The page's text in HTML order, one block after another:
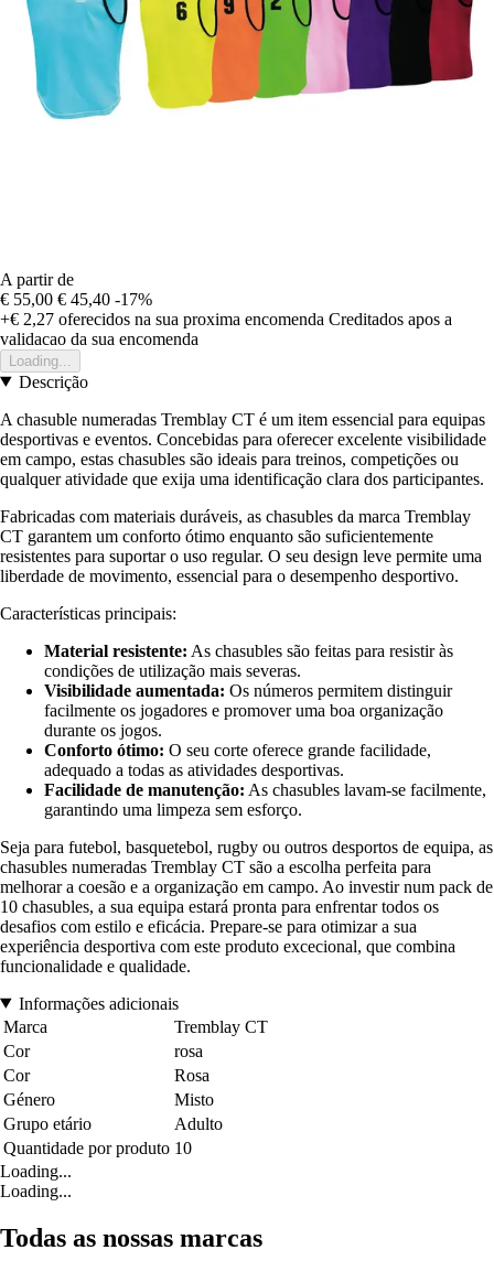
A partir de
€ 55,00 € 45,40 -17%
+€ 2,27 oferecidos na sua proxima encomenda Creditados apos a
validacao da sua encomenda
Loading...
Descrição
A chasuble numeradas Tremblay CT é um item essencial para equipas
desportivas e eventos. Concebidas para oferecer excelente visibilidade
em campo, estas chasubles são ideais para treinos, competições ou
qualquer atividade que exija uma identificação clara dos participantes.
Fabricadas com materiais duráveis, as chasubles da marca Tremblay
CT garantem um conforto ótimo enquanto são suficientemente
resistentes para suportar o uso regular. O seu design leve permite uma
liberdade de movimento, essencial para o desempenho desportivo.
Características principais:
Material resistente: As chasubles são feitas para resistir às
condições de utilização mais severas.
Visibilidade aumentada: Os números permitem distinguir
facilmente os jogadores e promover uma boa organização
durante os jogos.
Conforto ótimo: O seu corte oferece grande facilidade,
adequado a todas as atividades desportivas.
Facilidade de manutenção: As chasubles lavam-se facilmente,
garantindo uma limpeza sem esforço.
Seja para futebol, basquetebol, rugby ou outros desportos de equipa, as
chasubles numeradas Tremblay CT são a escolha perfeita para
melhorar a coesão e a organização em campo. Ao investir num pack de
10 chasubles, a sua equipa estará pronta para enfrentar todos os
desafios com estilo e eficácia. Prepare-se para otimizar a sua
experiência desportiva com este produto excecional, que combina
funcionalidade e qualidade.
Informações adicionais
Marca
Tremblay CT
Cor
rosa
Cor
Rosa
Género
Misto
Grupo etário
Adulto
Quantidade por produto 10
Loading...
Loading...
Todas as nossas marcas